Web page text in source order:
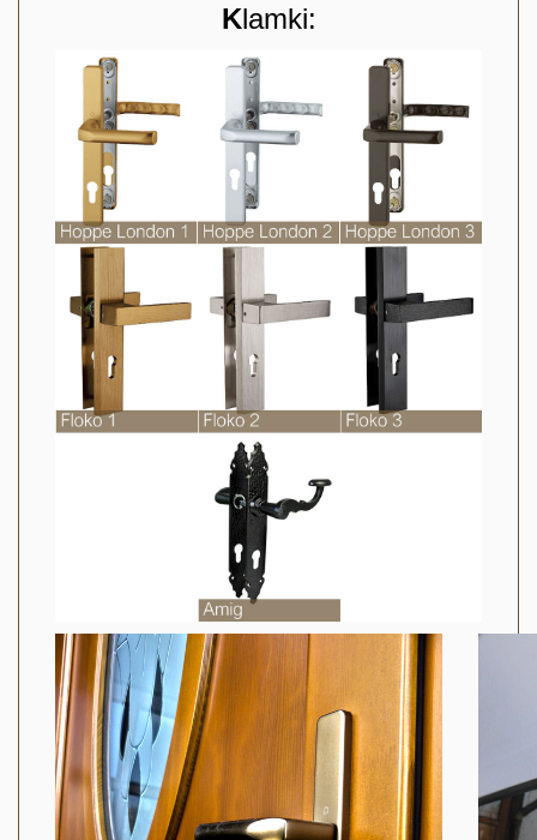
Klamki: